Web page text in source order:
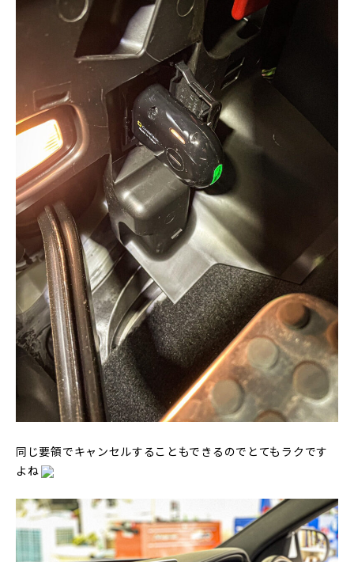
同じ要領でキャンセルすることもできるのでとてもラクです
よね